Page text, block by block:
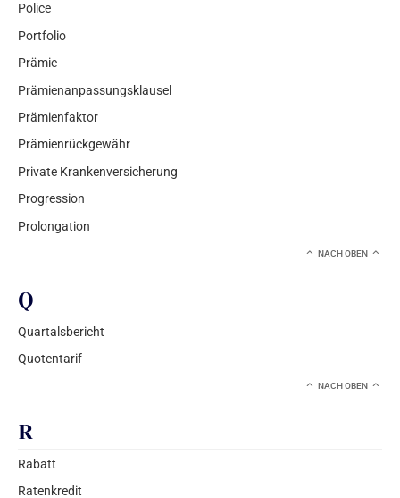
Police
Portfolio
Prämie
Prämienanpassungsklausel
Prämienfaktor
Prämienrückgewähr
Private Krankenversicherung
Progression
Prolongation
NACH OBEN
Q
Quartalsbericht
Quotentarif
NACH OBEN
R
Rabatt
Ratenkredit